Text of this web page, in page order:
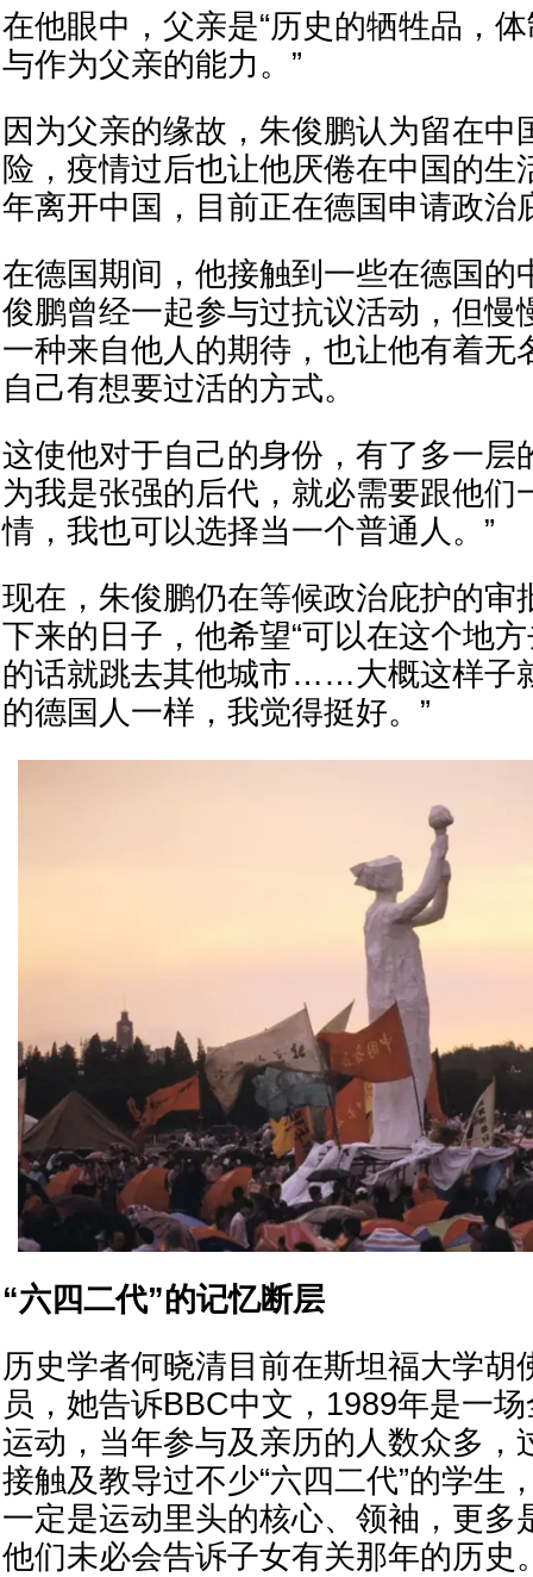
在他眼中，父亲是“历史的牺牲品，
与作为父亲的能力。”
因为父亲的缘故，朱俊鹏认为留在中
险，疫情过后也让他厌倦在中国的生
年离开中国，目前正在德国申请政治
在德国期间，他接触到一些在德国的
俊鹏曾经一起参与过抗议活动，但慢
一种来自他人的期待，也让他有着无
自己有想要过活的方式。
这使他对于自己的身份，有了多一层
为我是张强的后代，就必需要跟他们
情，我也可以选择当一个普通人。”
现在，朱俊鹏仍在等候政治庇护的审
下来的日子，他希望“可以在这个地
的话就跳去其他城市……大概这样子
的德国人一样，我觉得挺好。”
“六四二代”的记忆断层
历史学者何晓清目前在斯坦福大学胡
员，她告诉BBC中文，1989年是一
运动，当年参与及亲历的人数众多，
接触及教导过不少“六四二代”的学生
一定是运动里头的核心、领袖，更多
他们未必会告诉子女有关那年的历史